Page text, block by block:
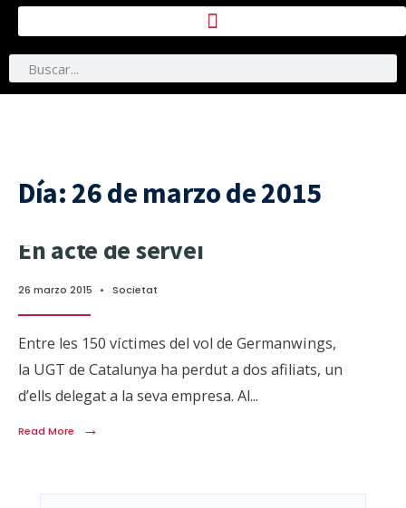
Día: 26 de marzo de 2015
En acte de servei
26 marzo 2015 • Societat
Entre les 150 víctimes del vol de Germanwings,
la UGT de Catalunya ha perdut a dos afiliats, un
d’ells delegat a la seva empresa. Al...
Read More →